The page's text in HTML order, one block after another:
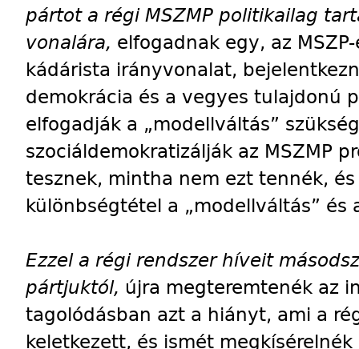
pártot a régi MSZMP politikailag
vonalára, elfogadnak egy, az
kádárista irányvonalat,
demokrácia és a vegyes tulajdonú
elfogadják a „modellváltás”
szociáldemokratizálják az MSZMP
tesznek, mintha nem ezt tennék,
különbségtétel a „modellváltás” és
Ezzel a régi rendszer híveit
pártjuktól, újra megteremtenék az
tagolódásban azt a hiányt, ami a
keletkezett, és ismét